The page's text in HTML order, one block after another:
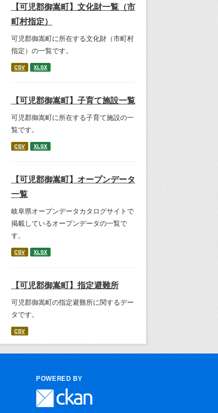
【可児郡御嵩町】文化財一覧（市
町村指定）
可児郡御嵩町に所在する文化財（市町村
指定）の一覧です。
CSV XLSX
【可児郡御嵩町】子育て施設一覧
可児郡御嵩町に所在する子育て施設の一
覧です。
CSV XLSX
【可児郡御嵩町】オープンデータ
一覧
岐阜県オープンデータカタログサイトで
掲載しているオープンデータの一覧で
す。
CSV XLSX
【可児郡御嵩町】指定避難所
可児郡御嵩町の指定避難所に関するデー
タです。
CSV
POWERED BY